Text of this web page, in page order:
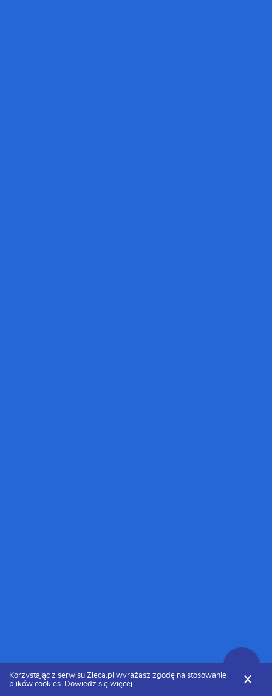
FILTRY
Korzystając z serwisu Zleca.pl wyrażasz zgodę na stosowanie
plików cookies. Dowiedz się więcej. X